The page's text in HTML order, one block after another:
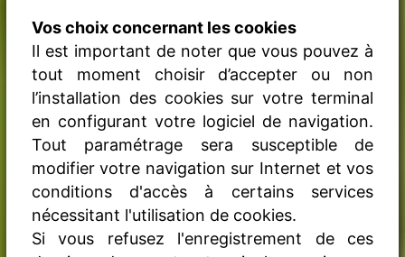
Vos choix concernant les cookies
Il est important de noter que vous pouvez à
tout moment choisir d’accepter ou non
l’installation des cookies sur votre terminal
en configurant votre logiciel de navigation.
Tout paramétrage sera susceptible de
modifier votre navigation sur Internet et vos
conditions d'accès à certains services
nécessitant l'utilisation de cookies.
Si vous refusez l'enregistrement de ces